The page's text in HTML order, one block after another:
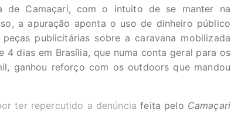
de Camaçari, com o intuito de se manter na
a apuração aponta o uso de dinheiro público
publicitárias sobre a caravana mobilizada
4 dias em Brasília, que numa conta geral para os
ganhou reforço com os outdoors que mandou
ter repercutido a denúncia feita pelo Camaçari